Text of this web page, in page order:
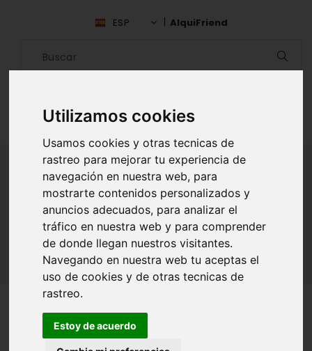
Utilizamos cookies
Usamos cookies y otras tecnicas de
rastreo para mejorar tu experiencia de
navegación en nuestra web, para
mostrarte contenidos personalizados y
anuncios adecuados, para analizar el
tráfico en nuestra web y para comprender
de donde llegan nuestros visitantes.
Navegando en nuestra web tu aceptas el
uso de cookies y de otras tecnicas de
rastreo.
Estoy de acuerdo
ESP AlquiFriend
ALQUILAR AMIGO
Inicio Amigos Masaya Lesdy Rocha